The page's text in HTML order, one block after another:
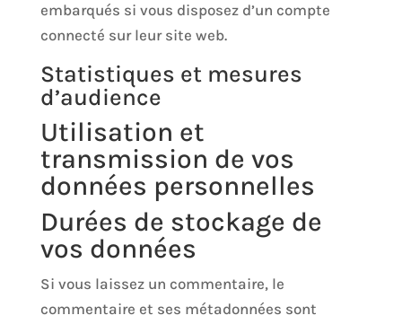
embarqués si vous disposez d’un compte
connecté sur leur site web.
Statistiques et mesures
d’audience
Utilisation et
transmission de vos
données personnelles
Durées de stockage de
vos données
Si vous laissez un commentaire, le
commentaire et ses métadonnées sont